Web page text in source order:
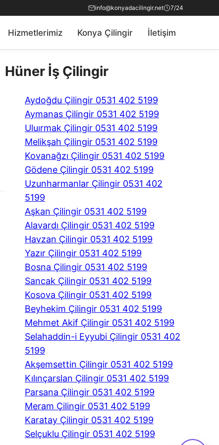
info@konyadacilingir.net 7/24
Hizmetlerimiz Konya Çilingir İletişim
Hüner İş Çilingir
Aydoğdu Çilingir 0531 402 5199
Aymanas Çilingir 0531 402 5199
Uluırmak Çilingir 0531 402 5199
Melikşah Çilingir 0531 402 5199
Kovanağzı Çilingir 0531 402 5199
Gödene Çilingir 0531 402 5199
Uzunharmanlar Çilingir 0531 402
5199
Aşkan Çilingir 0531 402 5199
Alavardı Çilingir 0531 402 5199
Havzan Çilingir 0531 402 5199
Yazır Çilingir 0531 402 5199
Bosna Çilingir 0531 402 5199
Sancak Çilingir 0531 402 5199
Kosova Çilingir 0531 402 5199
Beyhekim Çilingir 0531 402 5199
Mehmet Akif Çilingir 0531 402 5199
Selahaddin-i Eyyubi Çilingir 0531 402
5199
Akşemsettin Çilingir 0531 402 5199
Kılınçarslan Çilingir 0531 402 5199
Parsana Çilingir 0531 402 5199
Meram Çilingir 0531 402 5199
Karatay Çilingir 0531 402 5199
Selçuklu Çilingir 0531 402 5199